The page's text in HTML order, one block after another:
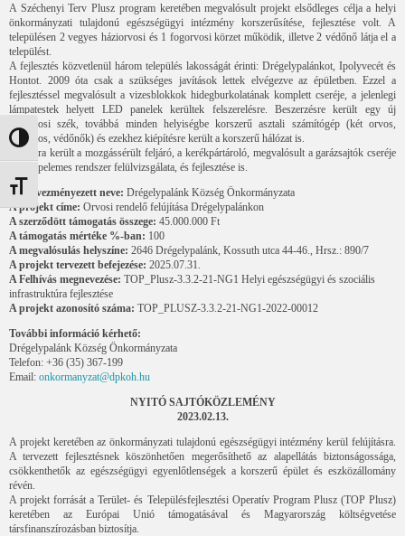
Nagy kontraszt váltása
Betűméret váltása
A Széchenyi Terv Plusz program keretében megvalósult projekt elsődleges célja a helyi
önkormányzati tulajdonú egészségügyi intézmény korszerűsítése, fejlesztése volt. A
településen 2 vegyes háziorvosi és 1 fogorvosi körzet működik, illetve 2 védőnő látja el a
települést.
A fejlesztés közvetlenül három település lakosságát érinti: Drégelypalánkot, Ipolyvecét és
Hontot. 2009 óta csak a szükséges javítások lettek elvégezve az épületben. Ezzel a
fejlesztéssel megvalósult a vizesblokkok hidegburkolatának komplett cseréje, a jelenlegi
lámpatestek helyett LED panelek kerültek felszerelésre. Beszerzésre került egy új
fogorvosi szék, továbbá minden helyiségbe korszerű asztali számítógép (két orvos,
fogorvos, védőnők) és ezekhez kiépítésre került a korszerű hálózat is.
Javításra került a mozgássérült feljáró, a kerékpártároló, megvalósult a garázsajtók cseréje
és a napelemes rendszer felülvizsgálata, és fejlesztése is.
A kedvezményezett neve: Drégelypalánk Község Önkormányzata
A projekt címe: Orvosi rendelő felújítása Drégelypalánkon
A szerződött támogatás összege: 45.000.000 Ft
A támogatás mértéke %-ban: 100
A megvalósulás helyszíne: 2646 Drégelypalánk, Kossuth utca 44-46., Hrsz.: 890/7
A projekt tervezett befejezése: 2025.07.31.
A Felhívás megnevezése: TOP_Plusz-3.3.2-21-NG1 Helyi egészségügyi és szociális
infrastruktúra fejlesztése
A projekt azonosító száma: TOP_PLUSZ-3.3.2-21-NG1-2022-00012
További információ kérhető:
Drégelypalánk Község Önkormányzata
Telefon: +36 (35) 367-199
Email: onkormanyzat@dpkoh.hu
NYITÓ SAJTÓKÖZLEMÉNY
2023.02.13.
A projekt keretében az önkormányzati tulajdonú egészségügyi intézmény kerül felújításra.
A tervezett fejlesztésnek köszönhetően megerősíthető az alapellátás biztonságossága,
csökkenthetők az egészségügyi egyenlőtlenségek a korszerű épület és eszközállomány
révén.
A projekt forrását a Terület- és Településfejlesztési Operatív Program Plusz (TOP Plusz)
keretében az Európai Unió támogatásával és Magyarország költségvetése
társfinanszírozásban biztosítja.